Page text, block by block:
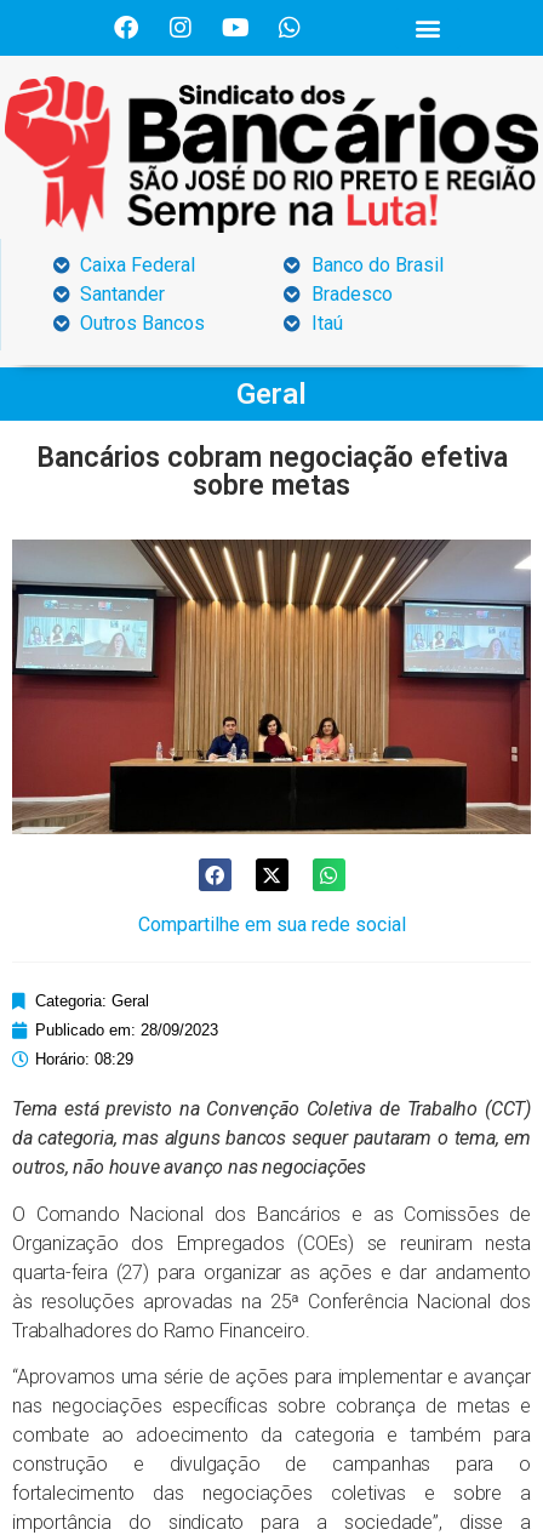
Caixa Federal
Santander
Outros Bancos
Banco do Brasil
Bradesco
Itaú
Geral
Bancários cobram negociação efetiva
sobre metas
Compartilhe em sua rede social
Categoria: Geral
Publicado em: 28/09/2023
Horário: 08:29
Tema está previsto na Convenção Coletiva de Trabalho (CCT)
da categoria, mas alguns bancos sequer pautaram o tema, em
outros, não houve avanço nas negociações
O Comando Nacional dos Bancários e as Comissões de
Organização dos Empregados (COEs) se reuniram nesta
quarta-feira (27) para organizar as ações e dar andamento
às resoluções aprovadas na 25ª Conferência Nacional dos
Trabalhadores do Ramo Financeiro.
“Aprovamos uma série de ações para implementar e avançar
nas negociações específicas sobre cobrança de metas e
combate ao adoecimento da categoria e também para
construção e divulgação de campanhas para o
fortalecimento das negociações coletivas e sobre a
importância do sindicato para a sociedade”, disse a